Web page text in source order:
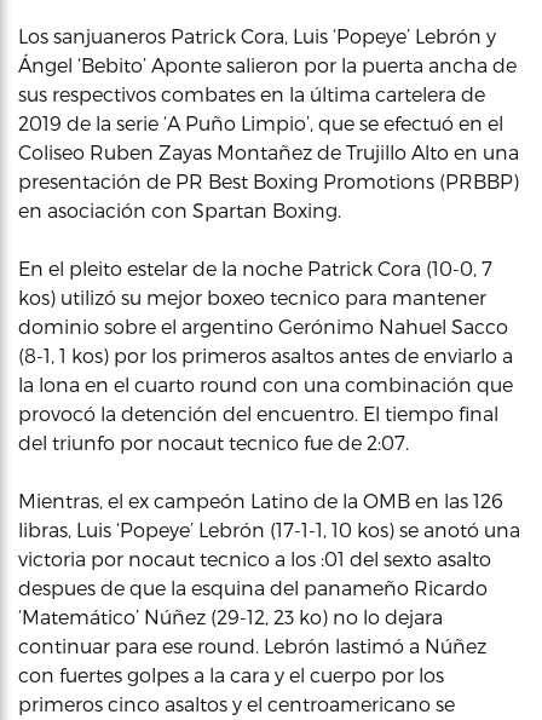
Los sanjuaneros Patrick Cora, Luis ‘Popeye’ Lebrón y
Ángel ‘Bebito’ Aponte salieron por la puerta ancha de
sus respectivos combates en la última cartelera de
2019 de la serie ‘A Puño Limpio’, que se efectuó en el
Coliseo Ruben Zayas Montañez de Trujillo Alto en una
presentación de PR Best Boxing Promotions (PRBBP)
en asociación con Spartan Boxing.
En el pleito estelar de la noche Patrick Cora (10-0, 7
kos) utilizó su mejor boxeo tecnico para mantener
dominio sobre el argentino Gerónimo Nahuel Sacco
(8-1, 1 kos) por los primeros asaltos antes de enviarlo a
la lona en el cuarto round con una combinación que
provocó la detención del encuentro. El tiempo final
del triunfo por nocaut tecnico fue de 2:07.
Mientras, el ex campeón Latino de la OMB en las 126
libras, Luis ‘Popeye’ Lebrón (17-1-1, 10 kos) se anotó una
victoria por nocaut tecnico a los :01 del sexto asalto
despues de que la esquina del panameño Ricardo
‘Matemático’ Núñez (29-12, 23 ko) no lo dejara
continuar para ese round. Lebrón lastimó a Núñez
con fuertes golpes a la cara y el cuerpo por los
primeros cinco asaltos y el centroamericano se